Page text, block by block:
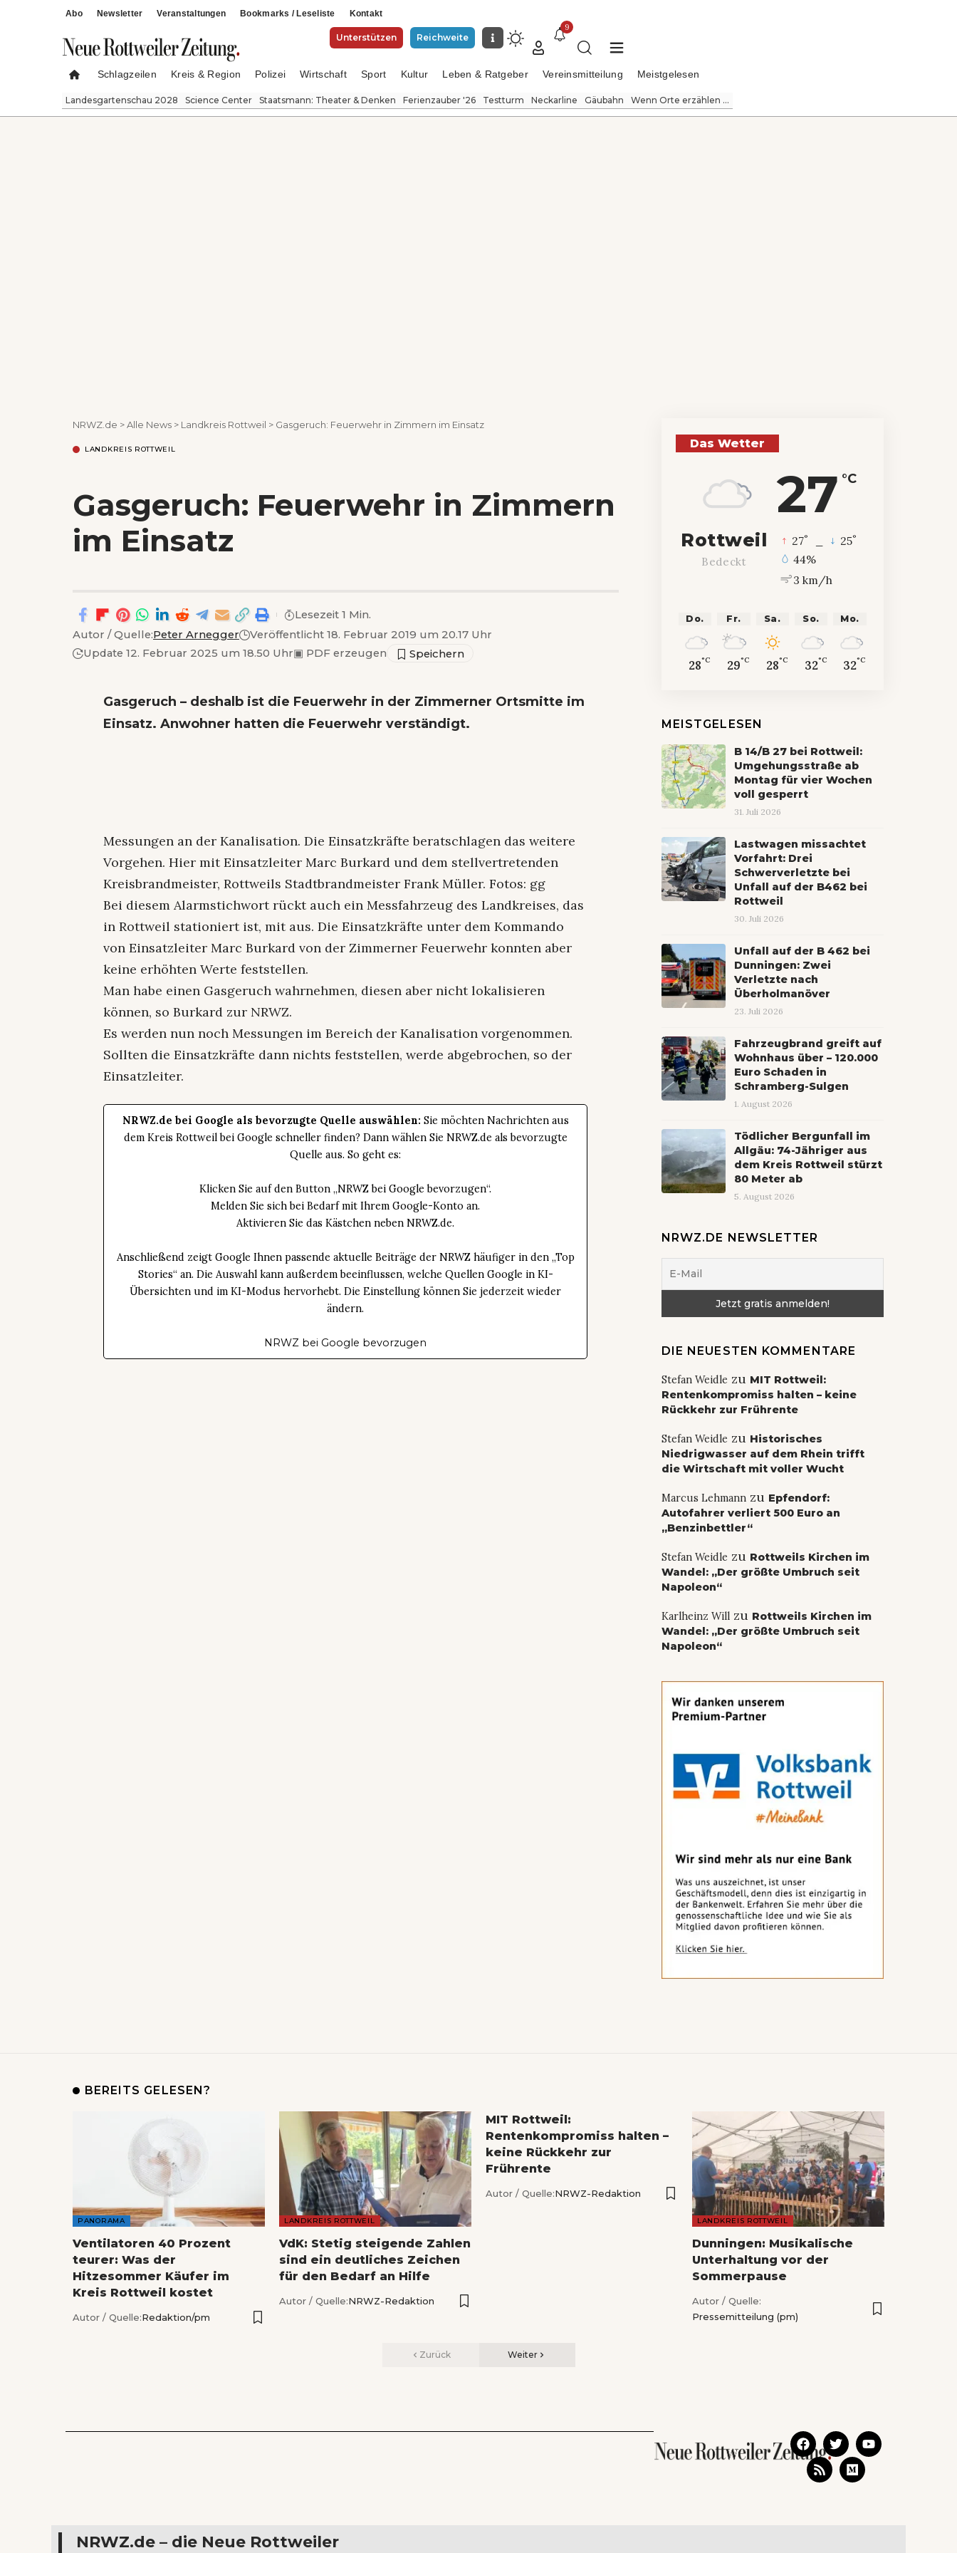
Abo Newsletter Veranstaltungen Bookmarks / Leseliste Kontakt
Unterstützen Reichweite
9
Schlagzeilen Kreis & Region Polizei Wirtschaft Sport Kultur Leben & Ratgeber Vereinsmitteilung Meistgelesen
Landesgartenschau 2028 Science Center Staatsmann: Theater & Denken Ferienzauber '26 Testturm Neckarline Gäubahn Wenn Orte erzählen ...
NRWZ.de >Alle News > Landkreis Rottweil > Gasgeruch: Feuerwehr in Zimmern im Einsatz
LANDKREIS ROTTWEIL
Gasgeruch: Feuerwehr in Zimmern
im Einsatz
Autor / Quelle:Peter Arnegger
Veröffentlicht 18. Februar 2019 um 20.17 Uhr
Update 12. Februar 2025 um 18.50 Uhr▣ PDF erzeugen
Lesezeit 1 Min.
Gasgeruch – deshalb ist die Feuerwehr in der Zimmerner Ortsmitte im
Einsatz. Anwohner hatten die Feuerwehr verständigt.
Messungen an der Kanalisation. Die Einsatzkräfte beratschlagen das weitere
Vorgehen. Hier mit Einsatzleiter Marc Burkard und dem stellvertretenden
Kreisbrandmeister, Rottweils Stadtbrandmeister Frank Müller. Fotos: gg
Bei diesem Alarmstichwort rückt auch ein Messfahrzeug des Landkreises, das
in Rottweil stationiert ist, mit aus. Die Einsatzkräfte unter dem Kommando
von Einsatzleiter Marc Burkard von der Zimmerner Feuerwehr konnten aber
keine erhöhten Werte feststellen.
Man habe einen Gasgeruch wahrnehmen, diesen aber nicht lokalisieren
können, so Burkard zur NRWZ.
Es werden nun noch Messungen im Bereich der Kanalisation vorgenommen.
Sollten die Einsatzkräfte dann nichts feststellen, werde abgebrochen, so der
Einsatzleiter.
NRWZ.de bei Google als bevorzugte Quelle auswählen: Sie möchten Nachrichten aus
dem Kreis Rottweil bei Google schneller finden? Dann wählen Sie NRWZ.de als bevorzugte
Quelle aus. So geht es:
Klicken Sie auf den Button „NRWZ bei Google bevorzugen“.
Melden Sie sich bei Bedarf mit Ihrem Google-Konto an.
Aktivieren Sie das Kästchen neben NRWZ.de.
Anschließend zeigt Google Ihnen passende aktuelle Beiträge der NRWZ häufiger in den „Top
Stories“ an. Die Auswahl kann außerdem beeinflussen, welche Quellen Google in KI-
Übersichten und im KI-Modus hervorhebt. Die Einstellung können Sie jederzeit wieder
ändern.
NRWZ bei Google bevorzugen
Das Wetter
27 °C
Rottweil
Bedeckt
27° 25°
44%
3 km/h
Do.
28°C
Fr.
29°C
Sa.
28°C
So.
32°C
Mo.
32°C
MEISTGELESEN
B 14/B 27 bei Rottweil:
Umgehungsstraße ab
Montag für vier Wochen
voll gesperrt
31. Juli 2026
Lastwagen missachtet
Vorfahrt: Drei
Schwerverletzte bei
Unfall auf der B462 bei
Rottweil
30. Juli 2026
Unfall auf der B 462 bei
Dunningen: Zwei
Verletzte nach
Überholmanöver
23. Juli 2026
Fahrzeugbrand greift auf
Wohnhaus über – 120.000
Euro Schaden in
Schramberg-Sulgen
1. August 2026
Tödlicher Bergunfall im
Allgäu: 74-Jähriger aus
dem Kreis Rottweil stürzt
80 Meter ab
5. August 2026
NRWZ.DE NEWSLETTER
DIE NEUESTEN KOMMENTARE
Stefan Weidle zu MIT Rottweil:
Rentenkompromiss halten – keine
Rückkehr zur Frührente
Stefan Weidle zu Historisches
Niedrigwasser auf dem Rhein trifft
die Wirtschaft mit voller Wucht
Marcus Lehmannzu Epfendorf:
Autofahrer verliert 500 Euro an
„Benzinbettler“
Stefan Weidle zu Rottweils Kirchen im
Wandel: „Der größte Umbruch seit
Napoleon“
Karlheinz Willzu Rottweils Kirchen im
Wandel: „Der größte Umbruch seit
Napoleon“
BEREITS GELESEN?
PANORAMA
Ventilatoren 40 Prozent
teurer: Was der
Hitzesommer Käufer im
Kreis Rottweil kostet
Autor / Quelle:Redaktion/pm
LANDKREIS ROTTWEIL
VdK: Stetig steigende Zahlen
sind ein deutliches Zeichen
für den Bedarf an Hilfe
Autor / Quelle:NRWZ-Redaktion
MIT Rottweil:
Rentenkompromiss halten –
keine Rückkehr zur
Frührente
Autor / Quelle:NRWZ-Redaktion
LANDKREIS ROTTWEIL
Dunningen: Musikalische
Unterhaltung vor der
Sommerpause
Autor / Quelle:
Pressemitteilung (pm)
Zurück Weiter
NRWZ.de – die Neue Rottweiler